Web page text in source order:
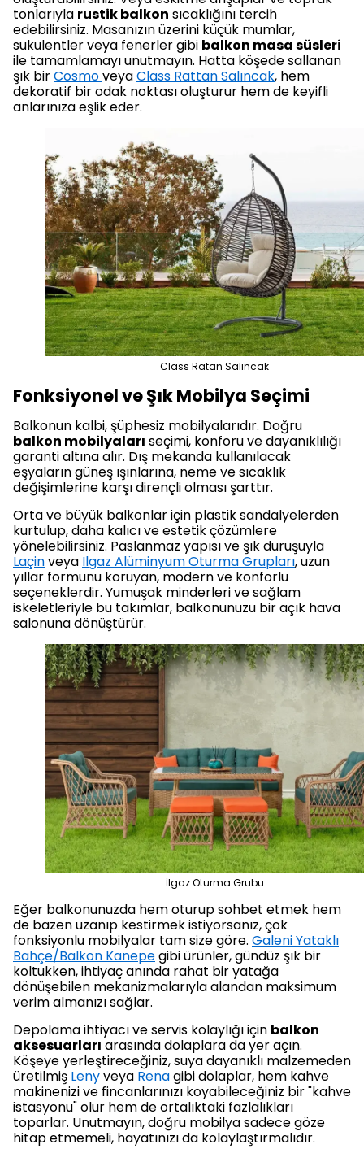
tonlarıyla rustik balkon sıcaklığını tercih
edebilirsiniz. Masanızın üzerini küçük mumlar,
sukulentler veya fenerler gibi balkon masa süsleri
ile tamamlamayı unutmayın. Hatta köşede sallanan
şık birCosmoveyaClass Rattan Salıncak, hem
dekoratif bir odak noktası oluşturur hem de keyifli
anlarınıza eşlik eder.
Class Ratan Salıncak
Fonksiyonel ve Şık Mobilya Seçimi
Balkonun kalbi, şüphesiz mobilyalarıdır. Doğru
balkon mobilyaları seçimi, konforu ve dayanıklılığı
garanti altına alır. Dış mekanda kullanılacak
eşyaların güneş ışınlarına, neme ve sıcaklık
değişimlerine karşı dirençli olması şarttır.
Orta ve büyük balkonlar için plastik sandalyelerden
kurtulup, daha kalıcı ve estetik çözümlere
yönelebilirsiniz. Paslanmaz yapısı ve şık duruşuyla
Laçinveya Ilgaz Alüminyum Oturma Grupları, uzun
yıllar formunu koruyan, modern ve konforlu
seçeneklerdir. Yumuşak minderleri ve sağlam
iskeletleriyle bu takımlar, balkonunuzu bir açık hava
salonuna dönüştürür.
İlgaz Oturma Grubu
Eğer balkonunuzda hem oturup sohbet etmek hem
de bazen uzanıp kestirmek istiyorsanız, çok
fonksiyonlu mobilyalar tam size göre. Galeni Yataklı
Bahçe/Balkon Kanepegibi ürünler, gündüz şık bir
koltukken, ihtiyaç anında rahat bir yatağa
dönüşebilen mekanizmalarıyla alandan maksimum
verim almanızı sağlar.
Depolama ihtiyacı ve servis kolaylığı için balkon
aksesuarları arasında dolaplara da yer açın.
Köşeye yerleştireceğiniz, suya dayanıklı malzemeden
üretilmiş Lenyveya Renagibi dolaplar, hem kahve
makinenizi ve fincanlarınızı koyabileceğiniz bir "kahve
istasyonu" olur hem de ortalıktaki fazlalıkları
toparlar. Unutmayın, doğru mobilya sadece göze
hitap etmemeli, hayatınızı da kolaylaştırmalıdır.